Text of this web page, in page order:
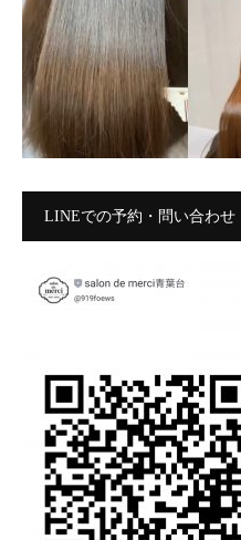
LINEでの予約・問い合わせ